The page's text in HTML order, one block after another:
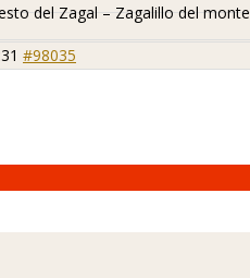
del Zagal – Zagalillo del monte
#98035